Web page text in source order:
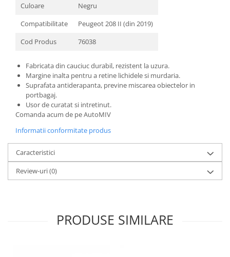
Culoare
Negru
Compatibilitate
Peugeot 208 II (din 2019)
Cod Produs
76038
Fabricata din cauciuc durabil, rezistent la uzura.
Margine inalta pentru a retine lichidele si murdaria.
Suprafata antiderapanta, previne miscarea obiectelor in
portbagaj.
Usor de curatat si intretinut.
Comanda acum de pe AutoMIV
Informatii conformitate produs
Caracteristici
Review-uri(0)
PRODUSE SIMILARE